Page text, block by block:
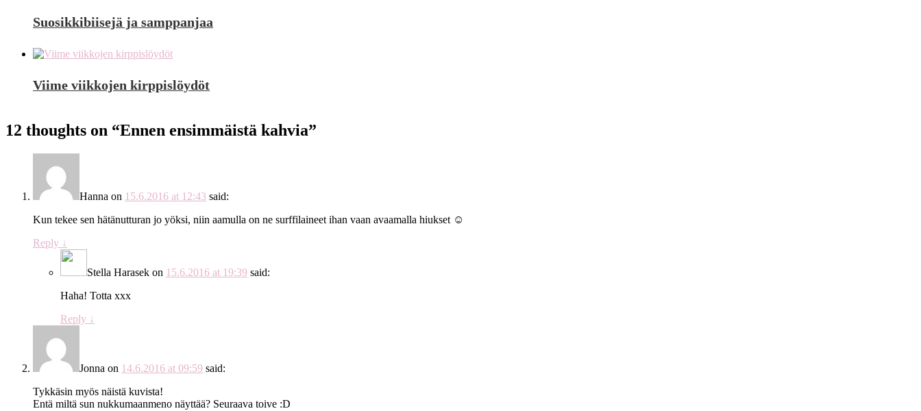
Suosikkibiisejä ja samppanjaa
Viime viikkojen kirppislöydöt
12 thoughts on “Ennen ensimmäistä kahvia”
Hanna on 15.6.2016 at 12:43 said:
Kun tekee sen hätänutturan jo yöksi, niin aamulla on ne surffilaineet ihan vaan avaamalla hiukset ☺
Reply ↓
Stella Harasek on 15.6.2016 at 19:39 said:
Haha! Totta xxx
Reply ↓
Jonna on 14.6.2016 at 09:59 said:
Tykkäsin myös näistä kuvista!
Entä miltä sun nukkumaanmeno näyttää? Seuraava toive :D